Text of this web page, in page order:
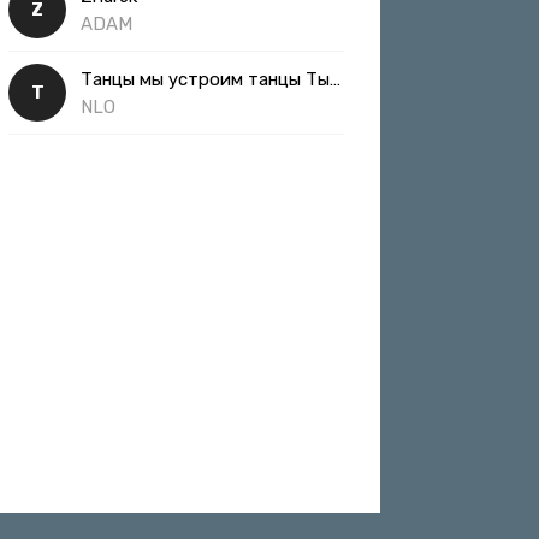
Z
ADAM
Т
Танцы мы устроим танцы Ты такая классная
NLO